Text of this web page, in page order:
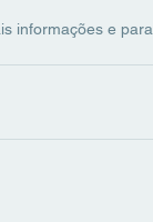
informações e